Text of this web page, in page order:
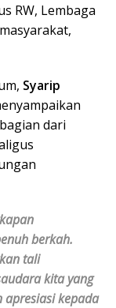
RW, Lembaga
Syarip
dari
berkah.
tali
kita yang
kepada